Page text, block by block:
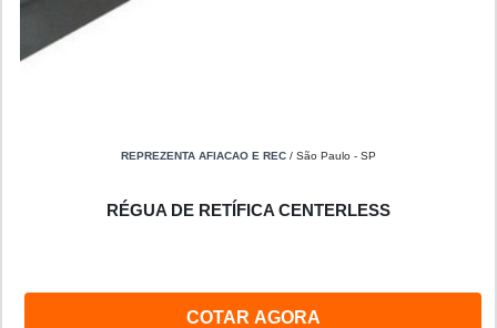
REPREZENTA AFIACAO E REC / São Paulo - SP
RÉGUA DE RETÍFICA CENTERLESS
COTAR AGORA